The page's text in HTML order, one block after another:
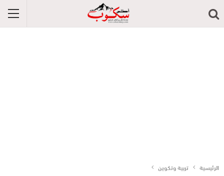
الرئيسية تربية وتكوين